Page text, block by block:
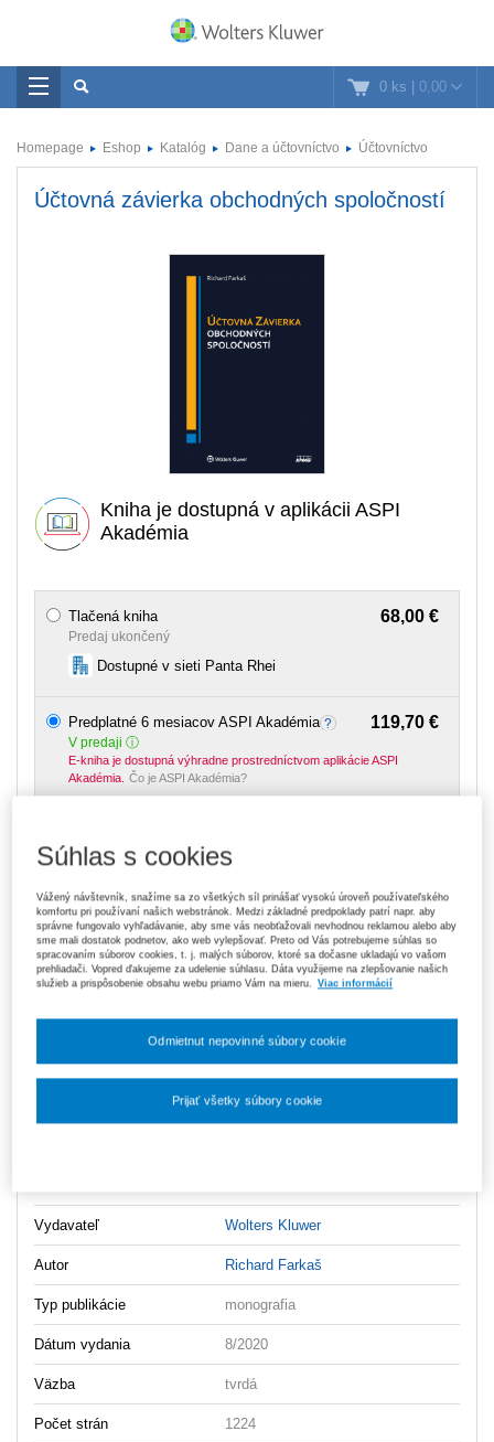
0 ks | 0,00
Homepage Eshop Katalóg Dane a účtovníctvo Účtovníctvo
Účtovná závierka obchodných spoločností
Kniha je dostupná v aplikácii ASPI
Akadémia
68,00 €
Tlačená kniha
Predaj ukončený
Dostupné v sieti Panta Rhei
119,70 €
Predplatné 6 mesiacov ASPI Akadémia
V predaji
E-kniha je dostupná výhradne prostredníctvom aplikácie ASPI
Akadémia. Čo je ASPI Akadémia?
V predaji
E-kniha je dostupná výhradne prostredníctvom aplikácie ASPI
Upozorňujeme, že v období od 1. 8. do 21. 8. z technických
dôvodov nemôžeme vystavovať daňové doklady. Budú vám
zaslané dodatočne e‑mailom.
Ceny sú vrátane DPH
Vydavateľ Wolters Kluwer
Autor Richard Farkaš
Typ publikácie monografia
Dátum vydania 8/2020
Väzba tvrdá
Počet strán 1224
Súhlas s cookies
Vážený návštevník, snažíme sa zo všetkých síl prinášať vysokú úroveň používateľského
komfortu pri používaní našich webstránok. Medzi základné predpoklady patrí napr. aby
správne fungovalo vyhľadávanie, aby sme vás neobťažovali nevhodnou reklamou alebo aby
sme mali dostatok podnetov, ako web vylepšovať. Preto od Vás potrebujeme súhlas so
spracovaním súborov cookies, t. j. malých súborov, ktoré sa dočasne ukladajú vo vašom
prehliadači. Vopred ďakujeme za udelenie súhlasu. Dáta využijeme na zlepšovanie našich
služieb a prispôsobenie obsahu webu priamo Vám na mieru.
Viac informácií
Odmietnut nepovinné súbory cookie
Prijať všetky súbory cookie